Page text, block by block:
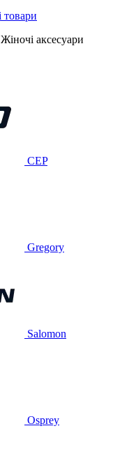
Жіночі аксесуари
CEP
Gregory
Salomon
Osprey